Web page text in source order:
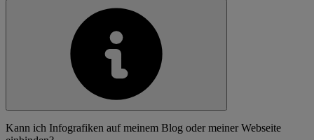
Kann ich Infografiken auf meinem Blog oder meiner Webseite